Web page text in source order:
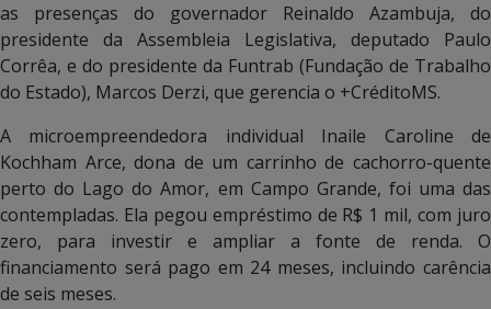
as presenças do governador Reinaldo Azambuja, do
presidente da Assembleia Legislativa, deputado Paulo
Corrêa, e do presidente da Funtrab (Fundação de Trabalho
do Estado), Marcos Derzi, que gerencia o +CréditoMS.
A microempreendedora individual Inaile Caroline de
Kochham Arce, dona de um carrinho de cachorro-quente
perto do Lago do Amor, em Campo Grande, foi uma das
contempladas. Ela pegou empréstimo de R$ 1 mil, com juro
zero, para investir e ampliar a fonte de renda. O
financiamento será pago em 24 meses, incluindo carência
de seis meses.